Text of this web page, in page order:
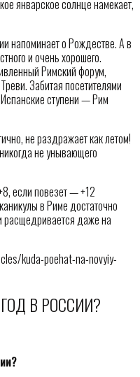
январское солнце намекает,
напоминает о Рождестве. А в
и очень хорошего.
Римский форум,
Забитая посетителями
ступени — Рим
не раздражает как летом!
не унывающего
если повезет — +12
в Риме достаточно
расщедривается даже на
kuda-poehat-na-novyiy-
В РОССИИ?